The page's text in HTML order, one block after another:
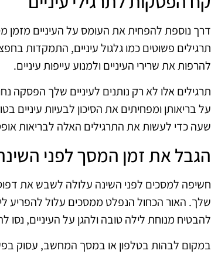
דרך נוספת להפחית את העומס על העיניים מזמן
תרגילים פשוטים כמו גלגול עיניים, התמקדות
להרפות את שרירי העיניים ולמנוע עייפות עיניים.
תרגילים אלו לא רק נותנים לעיניים שלך הפסקה
על בריאותן ומפחיתים את הסיכון לבעיות
שעה כדי לעשות את התרגילים האלה לבריאות
הגבל את זמן המסך לפני
חשיפה למסכים לפני השינה עלולה לשבש את
שלך. האור הכחול הנפלט ממסכים עלול להפריע
להבטיח מנוחת לילה טובה ולהגן על העיניים,
במקום לבהות בטלפון או במסך המחשב, עסוק